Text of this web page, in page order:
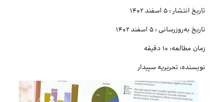
تاریخ انتشار : 5 اسفند 1402
تاریخ به‌روزرسانی : 5 اسفند 1402
زمان مطالعه: 10 دقیقه
نویسنده: تحریریه سپیدار